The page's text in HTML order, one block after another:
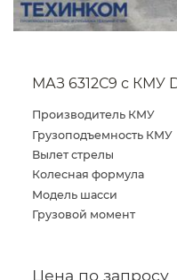
МАЗ 6312С9 с КМУ
Производитель КМУ
Грузоподъемность КМУ
Вылет стрелы
Колесная формула
Модель шасси
Грузовой момент
Цена по запросу